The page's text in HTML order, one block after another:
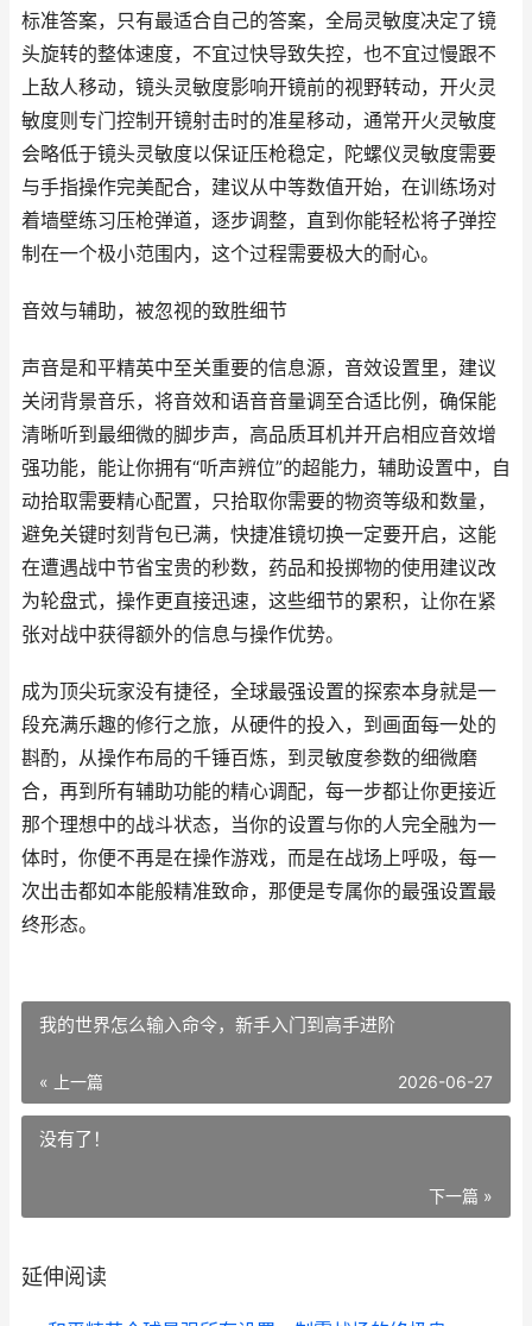
标准答案，只有最适合自己的答案，全局灵敏度决定了镜
头旋转的整体速度，不宜过快导致失控，也不宜过慢跟不
上敌人移动，镜头灵敏度影响开镜前的视野转动，开火灵
敏度则专门控制开镜射击时的准星移动，通常开火灵敏度
会略低于镜头灵敏度以保证压枪稳定，陀螺仪灵敏度需要
与手指操作完美配合，建议从中等数值开始，在训练场对
着墙壁练习压枪弹道，逐步调整，直到你能轻松将子弹控
制在一个极小范围内，这个过程需要极大的耐心。
音效与辅助，被忽视的致胜细节
声音是和平精英中至关重要的信息源，音效设置里，建议
关闭背景音乐，将音效和语音音量调至合适比例，确保能
清晰听到最细微的脚步声，高品质耳机并开启相应音效增
强功能，能让你拥有“听声辨位”的超能力，辅助设置中，自
动拾取需要精心配置，只拾取你需要的物资等级和数量，
避免关键时刻背包已满，快捷准镜切换一定要开启，这能
在遭遇战中节省宝贵的秒数，药品和投掷物的使用建议改
为轮盘式，操作更直接迅速，这些细节的累积，让你在紧
张对战中获得额外的信息与操作优势。
成为顶尖玩家没有捷径，全球最强设置的探索本身就是一
段充满乐趣的修行之旅，从硬件的投入，到画面每一处的
斟酌，从操作布局的千锤百炼，到灵敏度参数的细微磨
合，再到所有辅助功能的精心调配，每一步都让你更接近
那个理想中的战斗状态，当你的设置与你的人完全融为一
体时，你便不再是在操作游戏，而是在战场上呼吸，每一
次出击都如本能般精准致命，那便是专属你的最强设置最
终形态。
我的世界怎么输入命令，新手入门到高手进阶
« 上一篇 2026-06-27
没有了！
下一篇 »
延伸阅读